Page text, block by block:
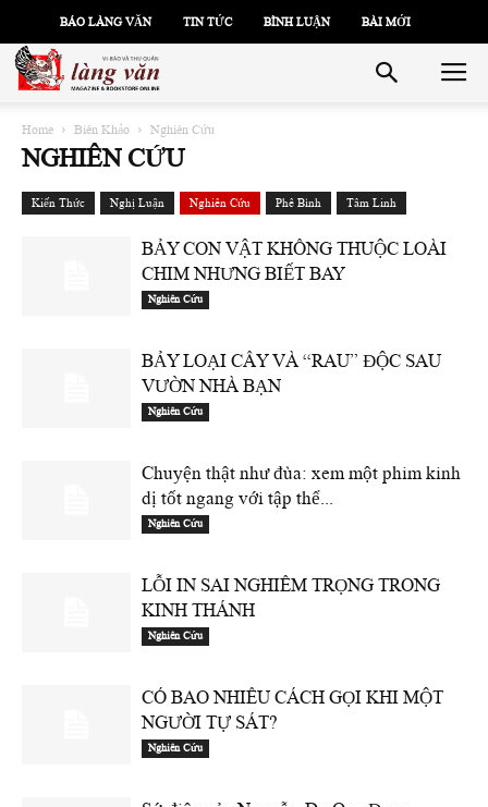
BÁO LÀNG VĂN TIN TỨC BÌNH LUẬN BÀI MỚI
Home Biên Khảo Nghiên Cứu
NGHIÊN CỨU
Kiến Thức Nghị Luận Nghiên Cứu Phê Bình Tâm Linh
BẢY CON VẬT KHÔNG THUỘC LOÀI
CHIM NHƯNG BIẾT BAY
Nghiên Cứu
BẢY LOẠI CÂY VÀ “RAU” ĐỘC SAU
VƯỜN NHÀ BẠN
Nghiên Cứu
Chuyện thật như đùa: xem một phim kinh
dị tốt ngang với tập thể...
Nghiên Cứu
LỖI IN SAI NGHIÊM TRỌNG TRONG
KINH THÁNH
Nghiên Cứu
CÓ BAO NHIÊU CÁCH GỌI KHI MỘT
NGƯỜI TỰ SÁT?
Nghiên Cứu